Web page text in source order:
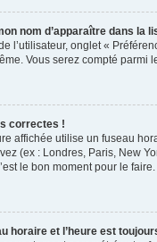
nom d’apparaître dans la
l’utilisateur, onglet «
Vous serez compté parmi
correctes !
affichée utilise un fuseau
(ex : Londres, Paris, New
le bon moment pour le faire.
horaire et l’heure est